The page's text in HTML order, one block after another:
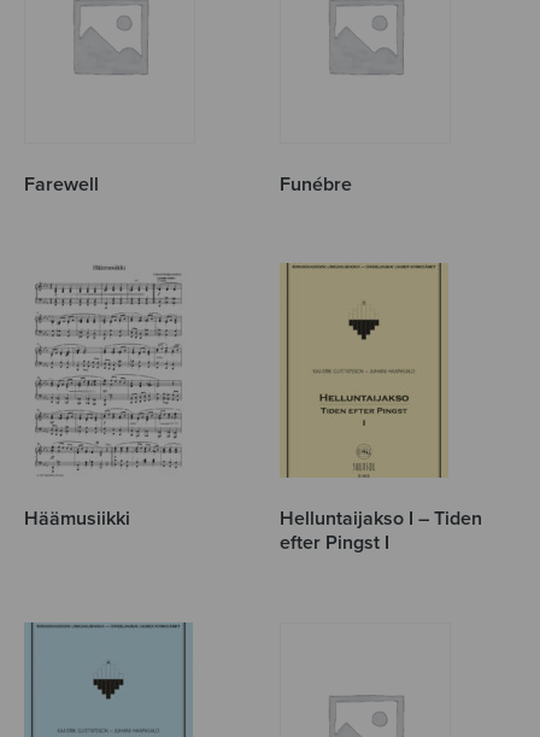
Farewell Funébre
Häämusiikki
Helluntaijakso I – Tiden
efter Pingst I